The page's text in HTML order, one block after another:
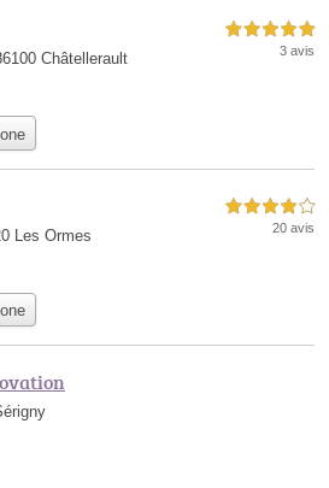
Châtellerault
5,0 étoiles sur 5
3 avis
Les Ormes
4,0 étoiles sur 5
20 avis